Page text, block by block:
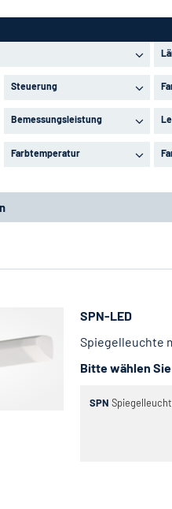
Steuerung
Bemessungsleistung
Farbtemperatur
SPN-LED
Spiegelleuchte
Bitte wählen
SPN